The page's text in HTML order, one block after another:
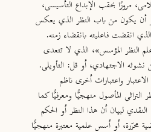
مرورًا بحقب الإبداع التأسيسي،
أن يكون من باب النظر الذي يعكس
الذي انقضت فاعليته بانقضاء زمنه.
النظر المؤسس»، الذي لا تتعدى
نشوئه الاجتهادي، أو قل: التأويلي.
واعتبارات أخرى ناظم
التراثي المأصول منهجيًّا ومعرفيًّا كما
لبيان أن هذا النظر أو الحكم
محرّرة، أو أسس علمية معتبرة منهجيًّا